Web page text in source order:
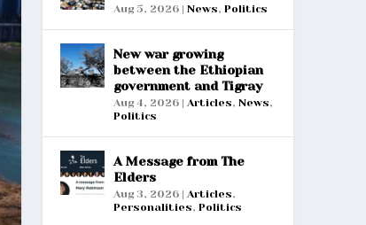
Aug 5, 2026| News, Politics
New war growing
between the Ethiopian
government and Tigray
Aug 4, 2026| Articles, News,
Politics
A Message from The
Elders
Aug 3, 2026| Articles,
Personalities, Politics